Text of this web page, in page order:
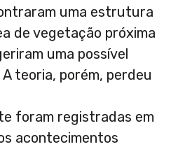
uma estrutura
de vegetação próxima
uma possível
teoria, porém, perdeu
foram registradas em
acontecimentos